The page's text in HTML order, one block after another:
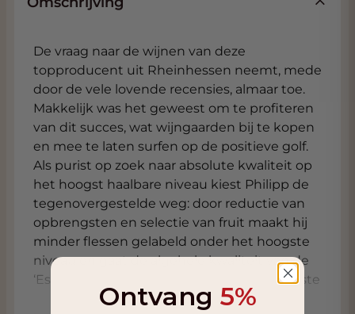
De vraag naar de wijnen van deze
topproducent uit Rheinhessen neemt, mede
door de vele lovende recensies, almaar toe.
Makkelijk was het geweest om te profiteren
van dit succes, wat wijngaarden bij te kopen
en mee te laten surfen op de positieve golf.
Als purist op zoek naar absolute kwaliteit op
het hoogst haalbare niveau kiest Philipp de
tegenovergestelde weg: door reductie van
opbrengsten en selectie van fruit maakt hij
minder flessen gelabeld onder het hoogste
niveau en gaat de algehele kwaliteit van de
‘Estate’ wijnen verder omhoog. Belangrijkste
verandering is de introductie van drie wijnen
Ontvang 5%